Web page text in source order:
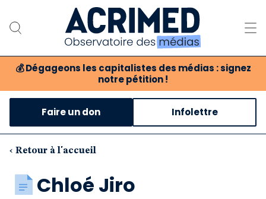
💰 Dégageons les capitalistes des médias : signez
notre pétition !
Notre association
Notre critique des médias
Nos propositions
Notre revue
Faire un don Infolettre
‹ Retour à l'accueil
Chloé Jiro